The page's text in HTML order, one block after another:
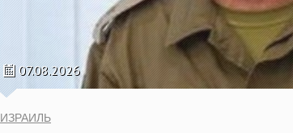
07.08.2026
ИЗРАИЛЬ